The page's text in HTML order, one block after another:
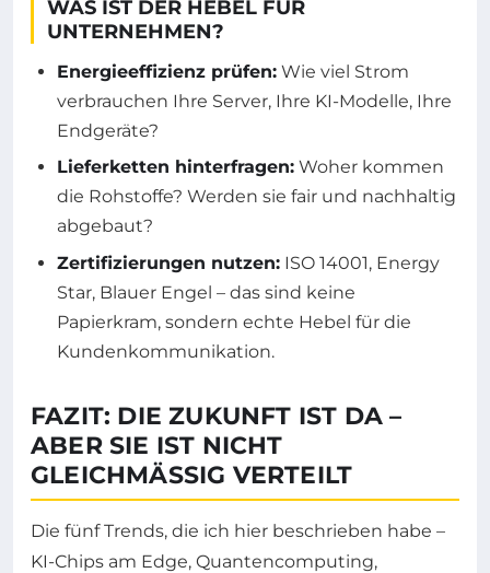
WAS IST DER HEBEL FÜR
UNTERNEHMEN?
Energieeffizienz prüfen: Wie viel Strom
verbrauchen Ihre Server, Ihre KI-Modelle, Ihre
Endgeräte?
Lieferketten hinterfragen: Woher kommen
die Rohstoffe? Werden sie fair und nachhaltig
abgebaut?
Zertifizierungen nutzen: ISO 14001, Energy
Star, Blauer Engel – das sind keine
Papierkram, sondern echte Hebel für die
Kundenkommunikation.
FAZIT: DIE ZUKUNFT IST DA –
ABER SIE IST NICHT
GLEICHMÄSSIG VERTEILT
Die fünf Trends, die ich hier beschrieben habe –
KI-Chips am Edge, Quantencomputing,